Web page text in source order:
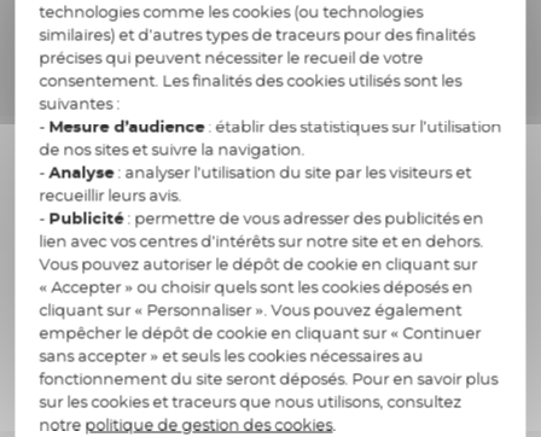
et avec une exigence constante de
sécurité des données sensibles.
La santé est un secteur prioritaire pour
Docaposte, au coeur de notre
engagement.Tech & Trust par Docaposte
définit cet engagement à offrir à la société
tout entière un numérique éthique,
responsable et au plus haut niveau de sécurité
technologique.Ce marqueur incarne ainsi notre
ambition de contribuer à la souveraineté
numérique française et européenne, grâce aux
technologies comme les cookies (ou technologies
similaires) et d’autres types de traceurs pour des finalités
précises qui peuvent nécessiter le recueil de votre
consentement. Les finalités des cookies utilisés sont les
suivantes :
- Mesure d’audience: établir des statistiques sur l’utilisation
de nos sites et suivre la navigation.
-Analyse: analyser l’utilisation du site par les visiteurs et
recueillir leurs avis.
- Publicité: permettre de vous adresser des publicités en
lien avec vos centres d’intérêts sur notre site et en dehors.
Vous pouvez autoriser le dépôt de cookie en cliquant sur
« Accepter » ou choisir quels sont les cookies déposés en
cliquant sur « Personnaliser ». Vous pouvez également
empêcher le dépôt de cookie en cliquant sur « Continuer
sans accepter » et seuls les cookies nécessaires au
fonctionnement du site seront déposés. Pour en savoir plus
sur les cookies et traceurs que nous utilisons, consultez
notre politique de gestion des cookies.